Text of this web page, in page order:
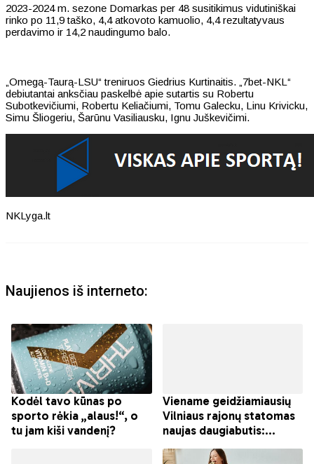
2023-2024 m. sezone Domarkas per 48 susitikimus vidutiniškai
rinko po 11,9 taško, 4,4 atkovoto kamuolio, 4,4 rezultatyvaus
perdavimo ir 14,2 naudingumo balo.
„Omegą-Taurą-LSU“ treniruos Giedrius Kurtinaitis. „7bet-NKL“
debiutantai anksčiau paskelbė apie sutartis su Robertu
Subotkevičiumi, Robertu Keliačiumi, Tomu Galecku, Linu Krivicku,
Simu Šliogeriu, Šarūnu Vasiliausku, Ignu Juškevičimi.
NKLyga.lt
Naujienos iš interneto: